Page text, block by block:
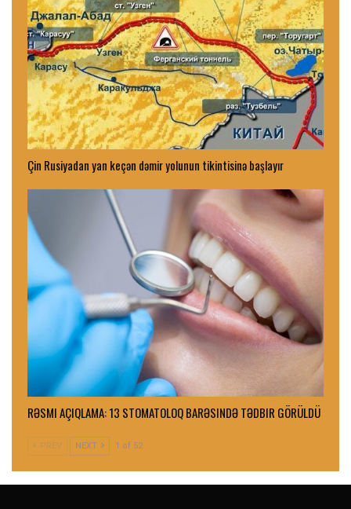
Çin Rusiyadan yan keçən dəmir yolunun tikintisinə başlayır
RƏSMI AÇIQLAMA: 13 STOMATOLOQ BARƏSINDƏ TƏDBIR GÖRÜLDÜ
PREV NEXT 1 of 52